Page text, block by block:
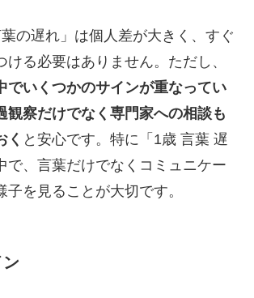
の遅れ」は個人差が大きく、すぐ
ける必要はありません。ただし、
でいくつかのサインが重なってい
観察だけでなく専門家への相談も
く と安心です。特に「1歳 言葉 遅
で、言葉だけでなくコミュニケー
子を見ることが大切です。